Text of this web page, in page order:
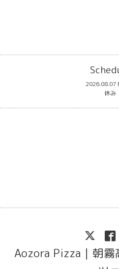
2026.08.07
休み
Aozora Pizza｜朝霧